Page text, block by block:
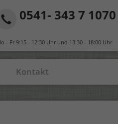
0541- 343 7 1070
- Fr 9:15 - 12:30 Uhr und 13:30 - 18:00 Uhr
Kontakt